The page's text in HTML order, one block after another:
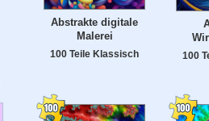
Abstrakte digitale
Malerei
100 Teile Klassisch 100